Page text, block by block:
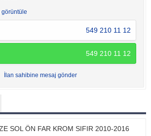
görüntüle
549 210 11 12
549 210 11 12
İlan sahibine mesaj gönder
SOL ÖN FAR KROM SIFIR 2010-2016